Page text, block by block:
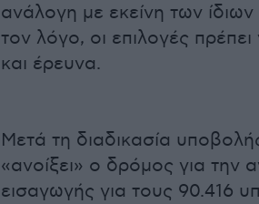
ανάλογη με εκείνη των
τον λόγο, οι επιλογές
και έρευνα.
Μετά τη διαδικασία
«ανοίξει» ο δρόμος για
εισαγωγής για τους 90.416